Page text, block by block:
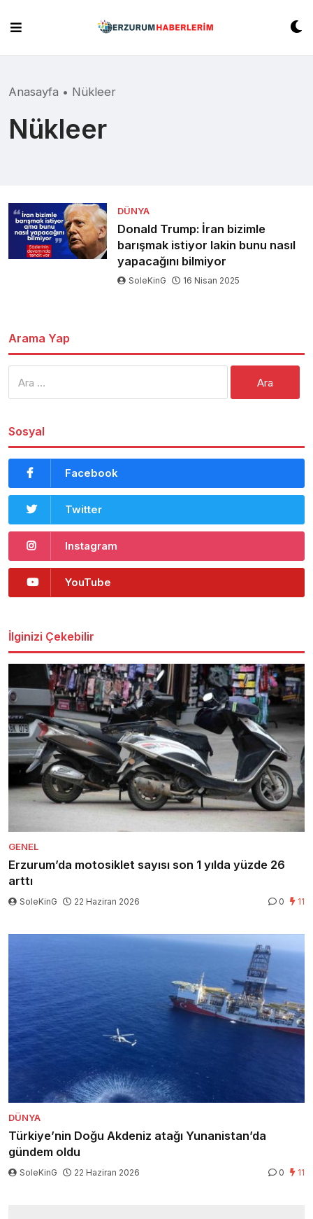
content
Anasayfa • Nükleer
Nükleer
DÜNYA
Donald Trump: İran bizimle
barışmak istiyor lakin bunu nasıl
yapacağını bilmiyor
SoleKinG 16 Nisan 2025
Arama Yap
Sosyal
Facebook
Twitter
Instagram
YouTube
İlginizi Çekebilir
GENEL
Erzurum’da motosiklet sayısı son 1 yılda yüzde 26
arttı
SoleKinG 22 Haziran 2026 0 11
DÜNYA
Türkiye’nin Doğu Akdeniz atağı Yunanistan’da
gündem oldu
SoleKinG 22 Haziran 2026 0 11